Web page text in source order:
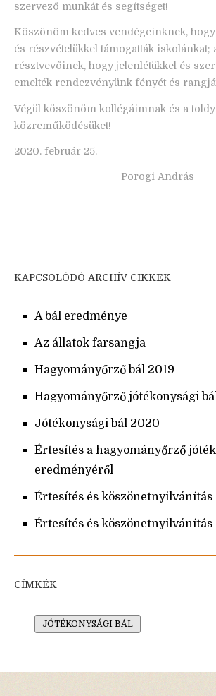
szervező munkát és segítséget!
Köszönöm kedves vendégeinknek,
és részvételükkel támogatták iskolánkat;
résztvevőinek, hogy jelenlétükkel és
emelték rendezvényünk fényét és
Végül köszönöm kollégáimnak és a
közreműködésüket!
2020. február 25.
Porogi András
KAPCSOLÓDÓ ARCHÍV CIKKEK
A bál eredménye
Az állatok farsangja
Hagyományőrző bál 2019
Hagyományőrző jótékonysági
Jótékonysági bál 2020
Értesítés a hagyományőrző
eredményéről
Értesítés és köszönetnyilvánítás
Értesítés és köszönetnyilvánítás
CÍMKÉK
JÓTÉKONYSÁGI BÁL